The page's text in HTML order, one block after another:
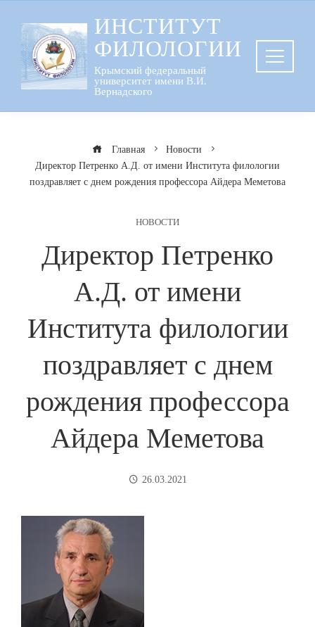
содержанию
ИНСТИТУТ
ФИЛОЛОГИИ
Крымский федеральный
университет имени В.И.
Вернадского
Главная
Новости
Директор Петренко А.Д. от имени Института филологии
поздравляет с днем рождения профессора Айдера Меметова
НОВОСТИ
Директор Петренко
А.Д. от имени
Института филологии
поздравляет с днем
рождения профессора
Айдера Меметова
26.03.2021